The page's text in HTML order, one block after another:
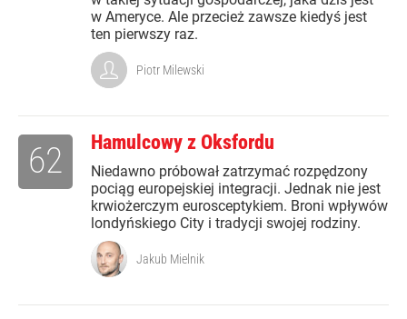
w Ameryce. Ale przecież zawsze kiedyś jest
ten pierwszy raz.
Piotr Milewski
Hamulcowy z Oksfordu
Niedawno próbował zatrzymać rozpędzony
pociąg europejskiej integracji. Jednak nie jest
krwiożerczym eurosceptykiem. Broni wpływów
londyńskiego City i tradycji swojej rodziny.
62
Jakub Mielnik